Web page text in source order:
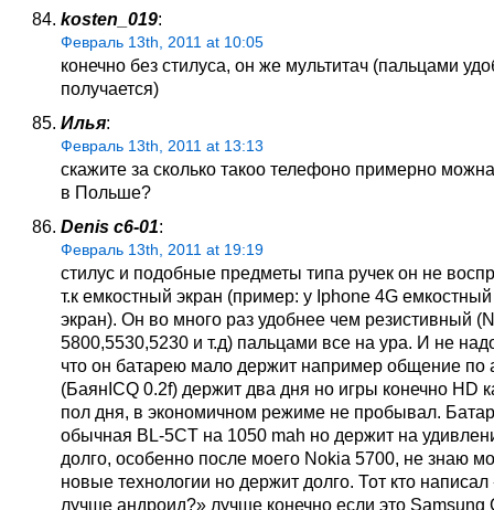
kosten_019:
Февраль 13th, 2011 at 10:05
конечно без стилуса, он же мультитач (пальцами
получается)
Илья:
Февраль 13th, 2011 at 13:13
скажите за сколько такоо телефоно примерно можна
в Польше?
Denis c6-01:
Февраль 13th, 2011 at 19:19
стилус и подобные предметы типа ручек он не
т.к емкостный экран (пример: у Iphone 4G
экран). Он во много раз удобнее чем резистивный
5800,5530,5230 и т.д) пальцами все на ура. И не
что он батарею мало держит например общение по
(БаянICQ 0.2f) держит два дня но игры конечно HD
пол дня, в экономичном режиме не пробывал.
обычная BL-5CT на 1050 mah но держит на
долго, особенно после моего Nokia 5700, не знаю
новые технологии но держит долго. Тот кто
лучше андроид?» лучше конечно если это Samsung